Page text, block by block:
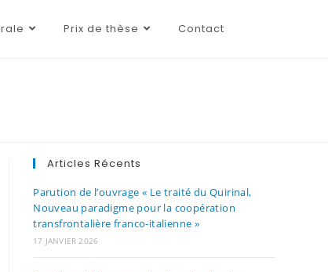
Prix de thèse Contact
Articles Récents
Parution de l’ouvrage « Le traité du Quirinal,
Nouveau paradigme pour la coopération
transfrontalière franco-italienne »
17 JANVIER 2026